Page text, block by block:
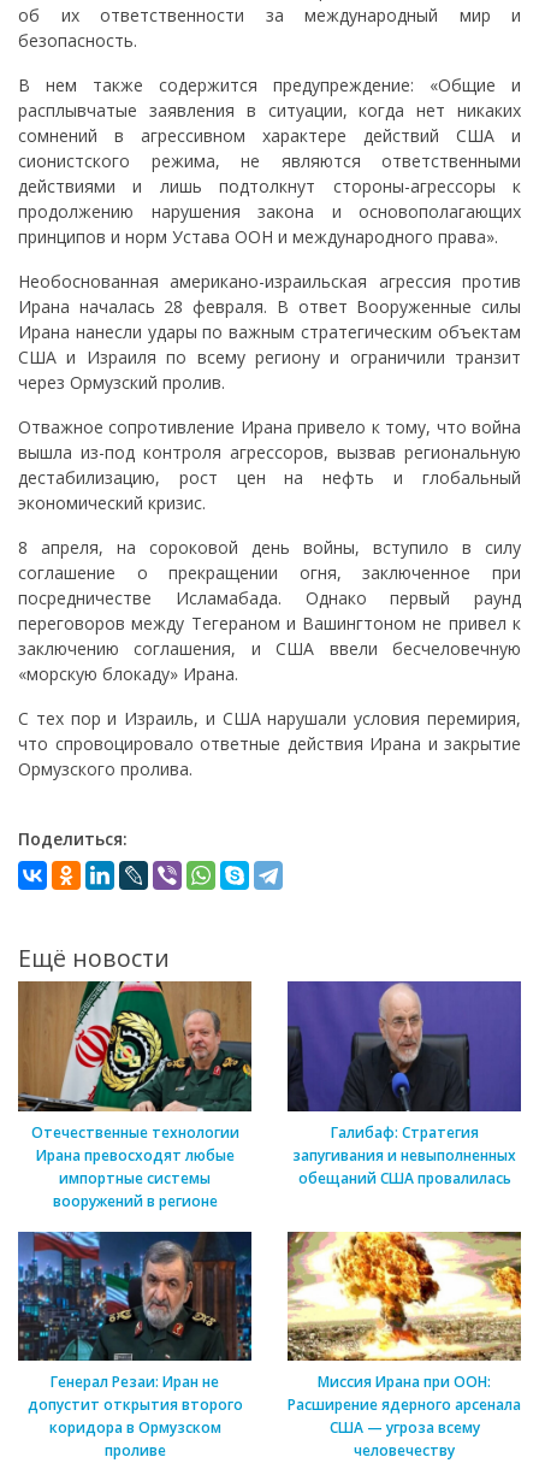
об их ответственности за международный мир и
безопасность.
В нем также содержится предупреждение: «Общие и
расплывчатые заявления в ситуации, когда нет никаких
сомнений в агрессивном характере действий США и
сионистского режима, не являются ответственными
действиями и лишь подтолкнут стороны-агрессоры к
продолжению нарушения закона и основополагающих
принципов и норм Устава ООН и международного права».
Необоснованная американо-израильская агрессия против
Ирана началась 28 февраля. В ответ Вооруженные силы
Ирана нанесли удары по важным стратегическим объектам
США и Израиля по всему региону и ограничили транзит
через Ормузский пролив.
Отважное сопротивление Ирана привело к тому, что война
вышла из-под контроля агрессоров, вызвав региональную
дестабилизацию, рост цен на нефть и глобальный
экономический кризис.
8 апреля, на сороковой день войны, вступило в силу
соглашение о прекращении огня, заключенное при
посредничестве Исламабада. Однако первый раунд
переговоров между Тегераном и Вашингтоном не привел к
заключению соглашения, и США ввели бесчеловечную
«морскую блокаду» Ирана.
С тех пор и Израиль, и США нарушали условия перемирия,
что спровоцировало ответные действия Ирана и закрытие
Ормузского пролива.
Поделиться:
Ещё новости
Отечественные технологии
Ирана превосходят любые
импортные системы
вооружений в регионе
Галибаф: Стратегия
запугивания и невыполненных
обещаний США провалилась
Генерал Резаи: Иран не
допустит открытия второго
коридора в Ормузском
проливе
Миссия Ирана при ООН:
Расширение ядерного арсенала
США — угроза всему
человечеству